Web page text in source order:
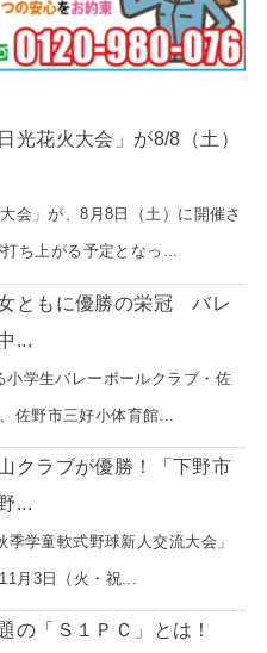
光花火大会」が8/8（土）
会」が、8月8日（土）に開催さ
ち上がる予定となっ...
女ともに優勝の栄冠 バレ
...
小学生バレーボールクラブ・佐
佐野市三好小体育館...
クラブが優勝！「下野市
...
季学童軟式野球新人交流大会」
月3日（火・祝...
題の「Ｓ１ＰＣ」とは！